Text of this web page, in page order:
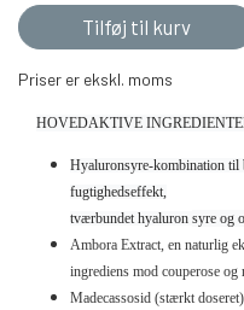
Tilføj til kurv
Priser er ekskl. moms
HOVEDAKTIVE
Hyaluronsyre-kombination til
fugtighedseffekt,
tværbundet hyaluron syre og
Ambora Extract, en naturlig
ingrediens mod couperose og
Madecassosid (stærkt